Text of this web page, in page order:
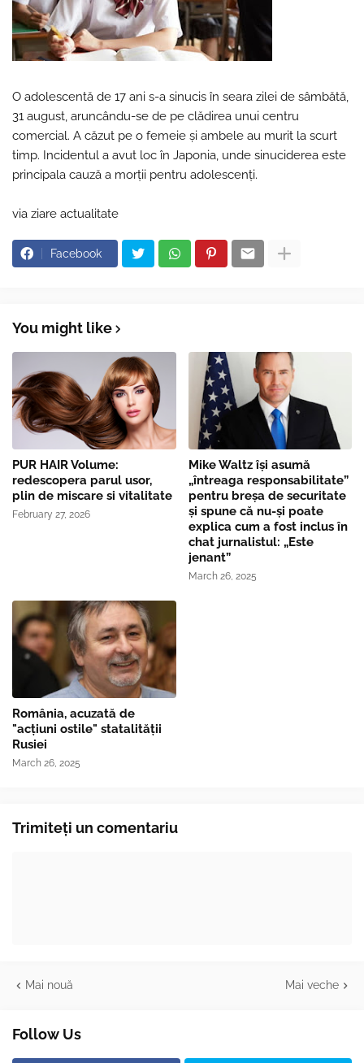
O adolescentă de 17 ani s-a sinucis în seara zilei de sâmbătă,
31 august, aruncându-se de pe clădirea unui centru
comercial. A căzut pe o femeie și ambele au murit la scurt
timp. Incidentul a avut loc în Japonia, unde sinuciderea este
principala cauză a morții pentru adolescenți.
via ziare actualitate
Facebook
You might like
PUR HAIR Volume:
redescopera parul usor,
plin de miscare si vitalitate
February 27, 2026
Mike Waltz îşi asumă
„întreaga responsabilitate”
pentru breşa de securitate
și spune că nu-și poate
explica cum a fost inclus în
chat jurnalistul: „Este
jenant”
March 26, 2025
România, acuzată de
"acțiuni ostile" statalității
Rusiei
March 26, 2025
Trimiteți un comentariu
Mai nouă Mai veche
Follow Us